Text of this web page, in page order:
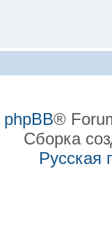
phpBB®
Сборка
Русская